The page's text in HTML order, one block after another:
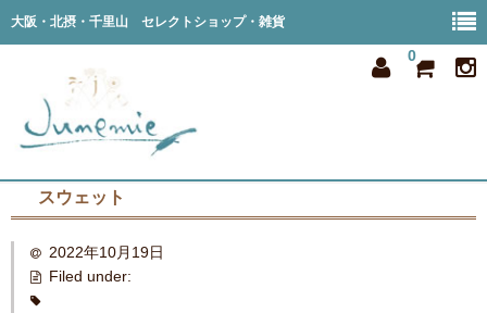
大阪・北摂・千里山 セレクトショップ・雑貨
0
all item
member
スウェット
2022年10月19日
Filed under: